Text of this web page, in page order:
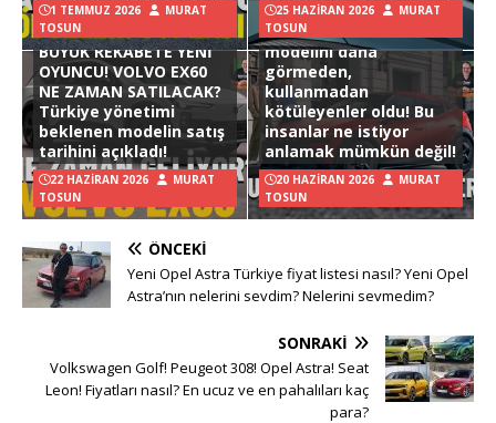
1 TEMMUZ 2026
MURAT
TOSUN
25 HAZIRAN 2026
MURAT
TOSUN
BÜYÜK REKABETE YENİ
OYUNCU! VOLVO EX60
NE ZAMAN SATILACAK?
Türkiye yönetimi
beklenen modelin satış
tarihini açıkladı!
22 HAZIRAN 2026
MURAT
TOSUN
Hyundai Ioniq 3
modelini daha
görmeden,
kullanmadan
kötüleyenler oldu! Bu
insanlar ne istiyor
anlamak mümkün değil!
20 HAZIRAN 2026
MURAT
TOSUN
ÖNCEKI
Yeni Opel Astra Türkiye fiyat listesi nasıl? Yeni Opel
Astra’nın nelerini sevdim? Nelerini sevmedim?
SONRAKI
Volkswagen Golf! Peugeot 308! Opel Astra! Seat
Leon! Fiyatları nasıl? En ucuz ve en pahalıları kaç
para?